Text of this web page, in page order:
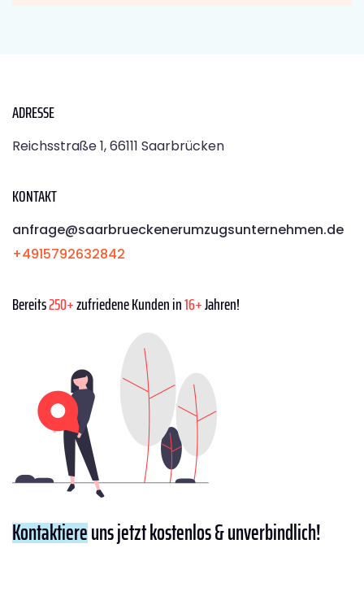
ADRESSE
Reichsstraße 1, 66111 Saarbrücken
KONTAKT
anfrage@saarbrueckenerumzugsunternehmen.de
+4915792632842
Bereits250+zufriedene Kunden in16+Jahren!
Kontaktiereuns jetzt kostenlos & unverbindlich!